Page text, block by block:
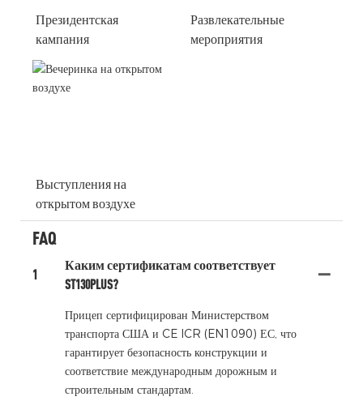
Президентская
кампания
Развлекательные
мероприятия
Выступления на
открытом воздухе
FAQ
1
Каким сертификатам соответствует
ST130PLUS?
Прицеп сертифицирован Министерством
транспорта США и CE ICR (EN1090) ЕС, что
гарантирует безопасность конструкции и
соответствие международным дорожным и
строительным стандартам.